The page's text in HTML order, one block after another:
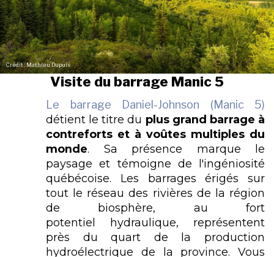
Crédit : Mathieu Dupuis
Visite du barrage Manic 5
Le barrage Daniel-Johnson (Manic 5)
détient le titre du plus grand barrage à
contreforts et à voûtes multiples du
monde. Sa présence marque le
paysage et témoigne de l'ingéniosité
québécoise. Les barrages érigés sur
tout le réseau des rivières de la région
de biosphère, au fort
potentiel hydraulique, représentent
près du quart de la production
hydroélectrique de la province. Vous